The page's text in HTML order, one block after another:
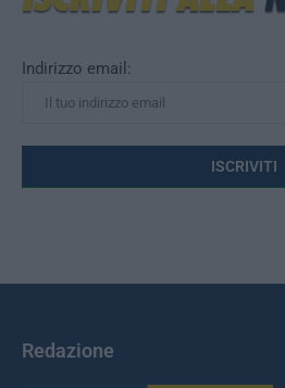
Indirizzo email:
Redazione